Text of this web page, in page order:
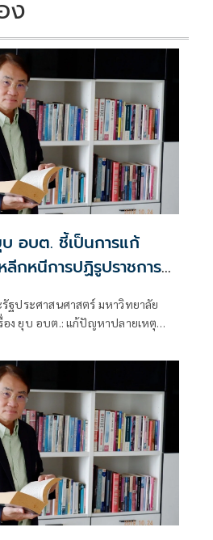
ง
อบต. ชี้เป็นการแก้
กหนีการปฏิรูปราชการ
ฐประศาสนศาสตร์ มหาวิทยาลัย
อง ยุบ อบต.: แก้ปัญหาปลายเหตุ